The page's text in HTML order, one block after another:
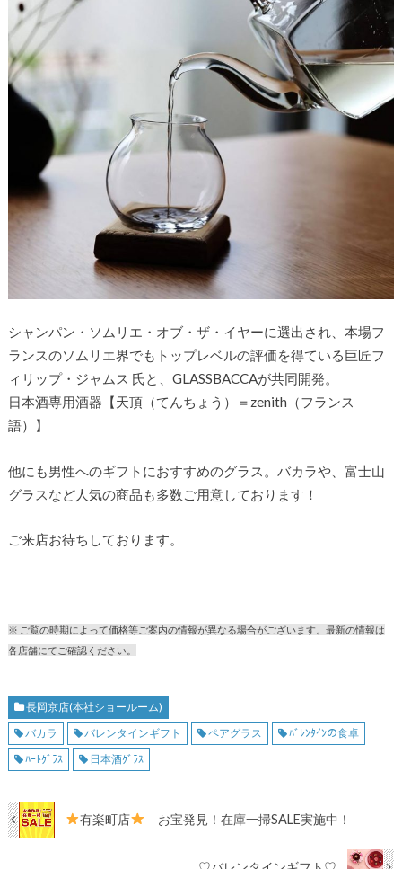
シャンパン・ソムリエ・オブ・ザ・イヤーに選出され、本場フ
ランスのソムリエ界でもトップレベルの評価を得ている巨匠フ
ィリップ・ジャムス 氏と、GLASSBACCAが共同開発。
日本酒専用酒器【天頂（てんちょう）＝zenith（フランス
語）】
他にも男性へのギフトにおすすめのグラス。バカラや、富士山
グラスなど人気の商品も多数ご用意しております！
ご来店お待ちしております。
※ ご覧の時期によって価格等ご案内の情報が異なる場合がございます。最新の情報は
各店舗にてご確認ください。
長岡京店(本社ショールーム)
バカラ
バレンタインギフト ペアグラス
ﾊﾞﾚﾝﾀｲﾝの食卓
ﾊｰﾄｸﾞﾗｽ
日本酒ｸﾞﾗｽ
有楽町店 お宝発見！在庫一掃SALE実施中！